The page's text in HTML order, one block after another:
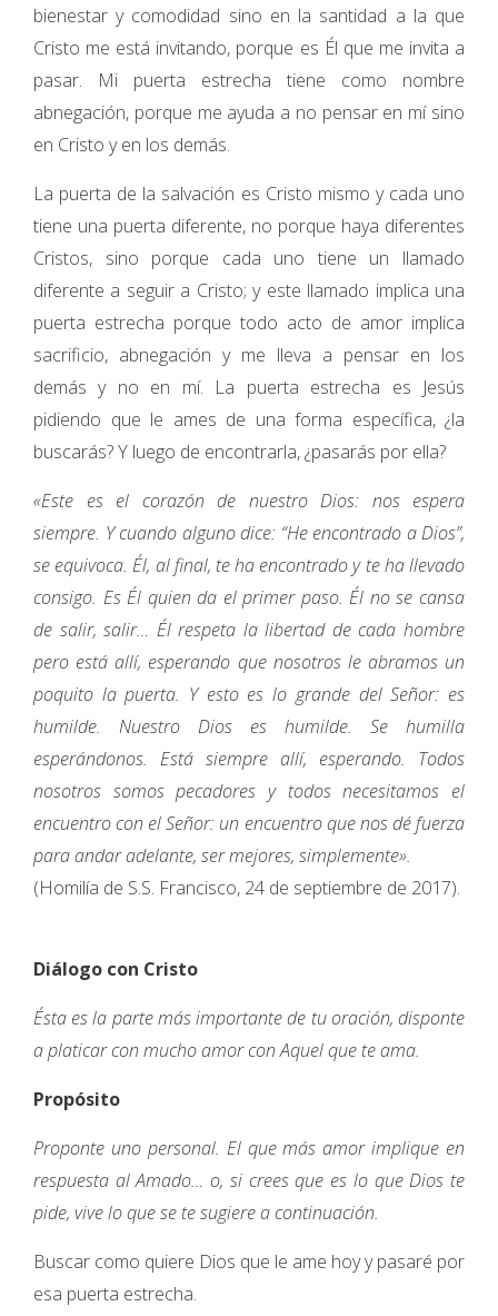
bienestar y comodidad sino en la santidad a la que
Cristo me está invitando, porque es Él que me invita a
pasar. Mi puerta estrecha tiene como nombre
abnegación, porque me ayuda a no pensar en mí sino
en Cristo y en los demás.
La puerta de la salvación es Cristo mismo y cada uno
tiene una puerta diferente, no porque haya diferentes
Cristos, sino porque cada uno tiene un llamado
diferente a seguir a Cristo; y este llamado implica una
puerta estrecha porque todo acto de amor implica
sacrificio, abnegación y me lleva a pensar en los
demás y no en mí. La puerta estrecha es Jesús
pidiendo que le ames de una forma específica, ¿la
buscarás? Y luego de encontrarla, ¿pasarás por ella?
«Este es el corazón de nuestro Dios: nos espera
siempre. Y cuando alguno dice: “He encontrado a Dios”,
se equivoca. Él, al final, te ha encontrado y te ha llevado
consigo. Es Él quien da el primer paso. Él no se cansa
de salir, salir… Él respeta la libertad de cada hombre
pero está allí, esperando que nosotros le abramos un
poquito la puerta. Y esto es lo grande del Señor: es
humilde. Nuestro Dios es humilde. Se humilla
esperándonos. Está siempre allí, esperando. Todos
nosotros somos pecadores y todos necesitamos el
encuentro con el Señor: un encuentro que nos dé fuerza
para andar adelante, ser mejores, simplemente».
(Homilía de S.S. Francisco, 24 de septiembre de 2017).
Diálogo con Cristo
Ésta es la parte más importante de tu oración, disponte
a platicar con mucho amor con Aquel que te ama.
Propósito
Proponte uno personal. El que más amor implique en
respuesta al Amado… o, si crees que es lo que Dios te
pide, vive lo que se te sugiere a continuación.
Buscar como quiere Dios que le ame hoy y pasaré por
esa puerta estrecha.